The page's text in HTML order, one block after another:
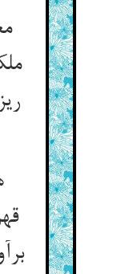
برآورد از نبی آدم غریو